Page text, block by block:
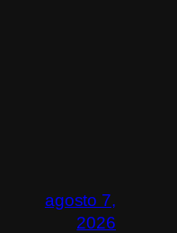
agosto 7,
2026